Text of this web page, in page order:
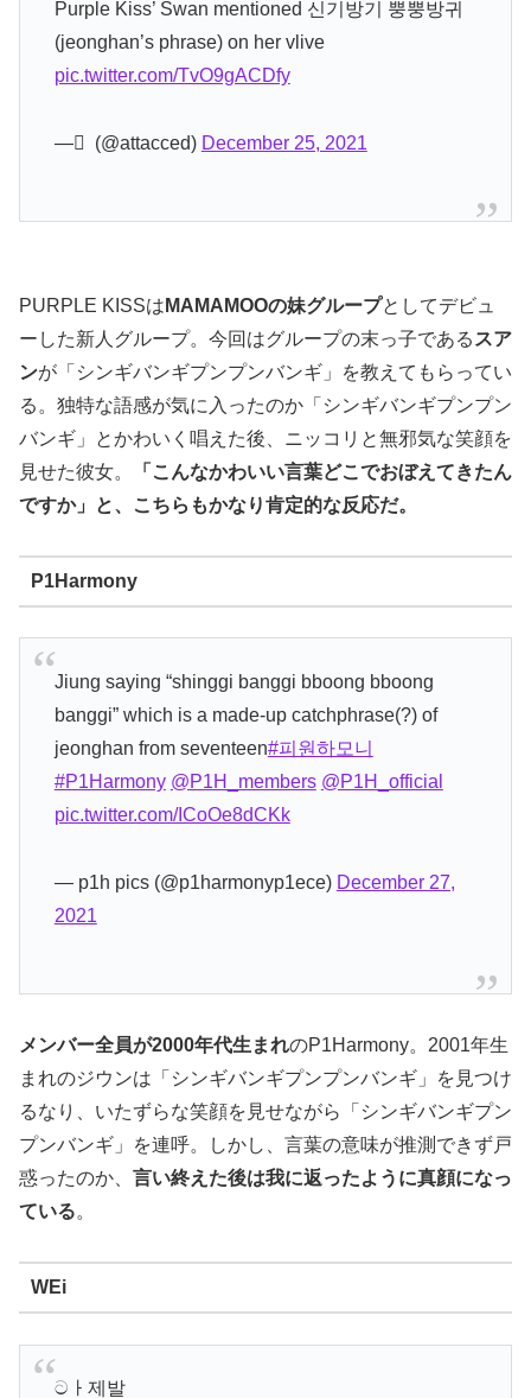
Purple Kiss’ Swan mentioned 신기방기 뿡뿡방귀
(jeonghan’s phrase) on her vlive
pic.twitter.com/TvO9gACDfy
— ً (@attacced) December 25, 2021
PURPLE KISSは MAMAMOOの妹グループとしてデビュ
ーした新人グループ。今回はグループの末っ子である スア
ンが「シンギバンギプンプンバンギ」を教えてもらってい
る。独特な語感が気に入ったのか「シンギバンギプンプン
バンギ」とかわいく唱えた後、ニッコリと無邪気な笑顔を
見せた彼女。
「こんなかわいい言葉どこでおぼえてきたん
ですか」と、こちらもかなり肯定的な反応だ。
P1Harmony
Jiung saying “shinggi banggi bboong bboong
banggi” which is a made-up catchphrase(?) of
jeonghan from seventeen#피원하모니
#P1Harmony @P1H_members @P1H_official
pic.twitter.com/ICoOe8dCKk
— p1h pics (@p1harmonyp1ece) December 27,
2021
メンバー全員が2000年代生まれのP1Harmony。2001年生
まれのジウンは「シンギバンギプンプンバンギ」を見つけ
るなり、いたずらな笑顔を見せながら「シンギバンギプン
プンバンギ」を連呼。しかし、言葉の意味が推測できず戸
惑ったのか、 言い終えた後は我に返ったように真顔になっ
ている。
WEi
ටㅏ제발